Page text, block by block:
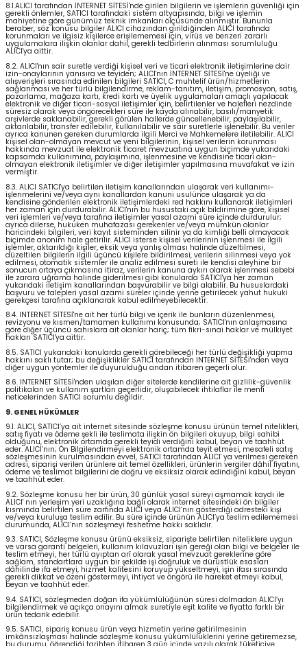
8.1.ALICI tarafından İNTERNET SİTESİ'nde girilen bilgilerin ve işlemlerin güvenliği için
gerekli önlemler, SATICI tarafındaki sistem altyapısında, bilgi ve işlemin
mahiyetine göre günümüz teknik imkanları ölçüsünde alınmıştır. Bununla
beraber, söz konusu bilgiler ALICI cihazından girildiğinden ALICI tarafında
korunmaları ve ilgisiz kişilerce erişilememesi için, virüs ve benzeri zararlı
uygulamalara ilişkin olanlar dahil, gerekli tedbirlerin alınması sorumluluğu
ALICI'ya aittir.
8.2. ALICI'nın sair suretle verdiği kişisel veri ve ticari elektronik iletişimlerine dair
izin-onaylarının yanısıra ve teyiden; ALICI'nın İNTERNET SİTESİ'ne üyeliği ve
alışverişleri sırasında edinilen bilgileri SATICI, C muhtelif ürün/hizmetlerin
sağlanması ve her türlü bilgilendirme, reklam-tanıtım, iletişim, promosyon, satış,
pazarlama, mağaza kartı, kredi kartı ve üyelik uygulamaları amaçlı yapılacak
elektronik ve diğer ticari-sosyal iletişimler için, belirtilenler ve halefleri nezdinde
süresiz olarak veya öngörecekleri süre ile kayda alınabilir, basılı/manyetik
arşivlerde saklanabilir, gerekli görülen hallerde güncellenebilir, paylaşılabilir,
aktarılabilir, transfer edilebilir, kullanılabilir ve sair suretlerle işlenebilir. Bu veriler
ayrıca kanunen gereken durumlarda ilgili Merci ve Mahkemelere iletilebilir. ALICI
kişisel olan-olmayan mevcut ve yeni bilgilerinin, kişisel verilerin korunması
hakkında mevzuat ile elektronik ticaret mevzuatına uygun biçimde yukarıdaki
kapsamda kullanımına, paylaşımına, işlenmesine ve kendisine ticari olan-
olmayan elektronik iletişimler ve diğer iletişimler yapılmasına muvafakat ve izin
vermiştir.
8.3. ALICI SATICI'ya belirtilen iletişim kanallarından ulaşarak veri kullanımı-
işlenmelerini ve/veya aynı kanallardan kanuni usulünce ulaşarak ya da
kendisine gönderilen elektronik iletişimlerdeki red hakkını kullanarak iletişimleri
her zaman için durdurabilir. ALICI'nın bu husustaki açık bildirimine göre, kişisel
veri işlemleri ve/veya tarafına iletişimler yasal azami süre içinde durdurulur;
ayrıca dilerse, hukuken muhafazası gerekenler ve/veya mümkün olanlar
haricindeki bilgileri, veri kayıt sisteminden silinir ya da kimliği belli olmayacak
biçimde anonim hale getirilir. ALICI isterse kişisel verilerinin işlenmesi ile ilgili
işlemler, aktarıldığı kişiler, eksik veya yanlış olması halinde düzeltilmesi,
düzeltilen bilgilerin ilgili üçüncü kişilere bildirilmesi, verilerin silinmesi veya yok
edilmesi, otomatik sistemler ile analiz edilmesi sureti ile kendisi aleyhine bir
sonucun ortaya çıkmasına itiraz, verilerin kanuna aykırı olarak işlenmesi sebebi
ile zarara uğrama halinde giderilmesi gibi konularda SATICI'ya her zaman
yukarıdaki iletişim kanallarından başvurabilir ve bilgi alabilir. Bu hususlardaki
başvuru ve talepleri yasal azami süreler içinde yerine getirilecek yahut hukuki
gerekçesi tarafına açıklanarak kabul edilmeyebilecektir.
8.4. INTERNET SİTESİ'ne ait her türlü bilgi ve içerik ile bunların düzenlenmesi,
revizyonu ve kısmen/tamamen kullanımı konusunda; SATICI'nın anlaşmasına
göre diğer üçüncü sahıslara ait olanlar hariç; tüm fikri-sınai haklar ve mülkiyet
hakları SATICI'ya aittir.
8.5. SATICI yukarıdaki konularda gerekli görebileceği her türlü değişikliği yapma
hakkını saklı tutar; bu değişiklikler SATICI tarafından INTERNET SİTESİ'nden veya
diğer uygun yöntemler ile duyurulduğu andan itibaren geçerli olur.
8.6. INTERNET SİTESİ'nden ulaşılan diğer sitelerde kendilerine ait gizlilik-güvenlik
politikaları ve kullanım şartları geçerlidir, oluşabilecek ihtilaflar ile menfi
neticelerinden SATICI sorumlu değildir.
9. GENEL HÜKÜMLER
9.1. ALICI, SATICI’ya ait internet sitesinde sözleşme konusu ürünün temel nitelikleri,
satış fiyatı ve ödeme şekli ile teslimata ilişkin ön bilgileri okuyup, bilgi sahibi
olduğunu, elektronik ortamda gerekli teyidi verdiğini kabul, beyan ve taahhüt
eder. ALICI’nın; Ön Bilgilendirmeyi elektronik ortamda teyit etmesi, mesafeli satış
sözleşmesinin kurulmasından evvel, SATICI tarafından ALICI' ya verilmesi gereken
adresi, siparişi verilen ürünlere ait temel özellikleri, ürünlerin vergiler dâhil fiyatını,
ödeme ve teslimat bilgilerini de doğru ve eksiksiz olarak edindiğini kabul, beyan
ve taahhüt eder.
9.2. Sözleşme konusu her bir ürün, 30 günlük yasal süreyi aşmamak kaydı ile
ALICI' nın yerleşim yeri uzaklığına bağlı olarak internet sitesindeki ön bilgiler
kısmında belirtilen süre zarfında ALICI veya ALICI’nın gösterdiği adresteki kişi
ve/veya kuruluşa teslim edilir. Bu süre içinde ürünün ALICI’ya teslim edilememesi
durumunda, ALICI’nın sözleşmeyi feshetme hakkı saklıdır.
9.3. SATICI, Sözleşme konusu ürünü eksiksiz, siparişte belirtilen niteliklere uygun
ve varsa garanti belgeleri, kullanım kılavuzları işin gereği olan bilgi ve belgeler ile
teslim etmeyi, her türlü ayıptan arî olarak yasal mevzuat gereklerine göre
sağlam, standartlara uygun bir şekilde işi doğruluk ve dürüstlük esasları
dâhilinde ifa etmeyi, hizmet kalitesini koruyup yükseltmeyi, işin ifası sırasında
gerekli dikkat ve özeni göstermeyi, ihtiyat ve öngörü ile hareket etmeyi kabul,
beyan ve taahhüt eder.
9.4. SATICI, sözleşmeden doğan ifa yükümlülüğünün süresi dolmadan ALICI’yı
bilgilendirmek ve açıkça onayını almak suretiyle eşit kalite ve fiyatta farklı bir
ürün tedarik edebilir.
9.5. SATICI, sipariş konusu ürün veya hizmetin yerine getirilmesinin
imkânsızlaşması halinde sözleşme konusu yükümlülüklerini yerine getiremezse,